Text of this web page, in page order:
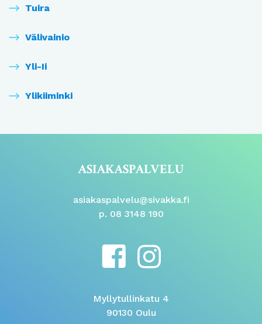
Tuira
Välivainio
Yli-Ii
Ylikiiminki
ASIAKASPALVELU
asiakaspalvelu@sivakka.fi
p. 08 3148 190
Myllytullinkatu 4
90130 Oulu